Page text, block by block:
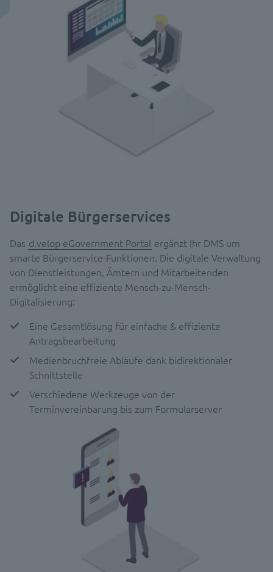
Digitale Bürgerservices
Das d.velop eGovernment Portal ergänzt Ihr DMS um
smarte Bürgerservice-Funktionen. Die digitale Verwaltung
von Dienstleistungen, Ämtern und Mitarbeitenden
ermöglicht eine effiziente Mensch-zu-Mensch-
Digitalisierung:
Eine Gesamtlösung für einfache & effiziente
Antragsbearbeitung
Medienbruchfreie Abläufe dank bidirektionaler
Schnittstelle
Verschiedene Werkzeuge von der
Terminvereinbarung bis zum Formularserver